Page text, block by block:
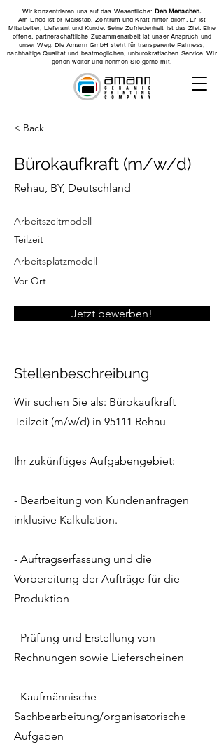
Wir konzentrieren uns auf das Wesentliche: Den Menschen.
Am Ende ist er Maßstab, Zentrum und Kraft hinter allem. Er ist
Mitarbeiter, Lieferant und Kunde. Seine Zufriedenheit ist das Ziel. Eine
offene, partnerschaftliche Zusammenarbeit ist unser Anspruch und
unser Weg. Die Amann GmbH steht für transparente Fairness,
nachhaltige Qualität und bestmöglichen, unbürokratischen Service. Wir
gehen weiter und nehmen Sie gerne mit.
< Back
Bürokaufkraft (m/w/d)
Rehau, BY, Deutschland
Arbeitszeitmodell
Teilzeit
Arbeitsplatzmodell
Vor Ort
Jetzt bewerben!
Stellenbeschreibung
Wir suchen Sie als: Bürokaufkraft
Teilzeit (m/w/d) in 95111 Rehau
Ihr zukünftiges Aufgabengebiet:
- Bearbeitung von Kundenanfragen
inklusive Kalkulation.
- Auftragserfassung und die
Vorbereitung der Aufträge für die
Produktion
- Prüfung und Erstellung von
Rechnungen sowie Lieferscheinen
- Kaufmännische
Sachbearbeitung/organisatorische
Aufgaben